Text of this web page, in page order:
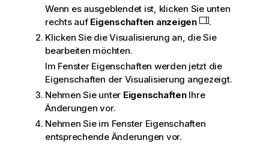
Wenn es ausgeblendet ist, klicken Sie unten
rechts auf Eigenschaften anzeigen
.
Klicken Sie die Visualisierung an, die Sie
bearbeiten möchten.
Im Fenster Eigenschaften werden jetzt die
Eigenschaften der Visualisierung angezeigt.
Nehmen Sie unter EigenschaftenIhre
Änderungen vor.
Nehmen Sie im Fenster Eigenschaften
entsprechende Änderungen vor.